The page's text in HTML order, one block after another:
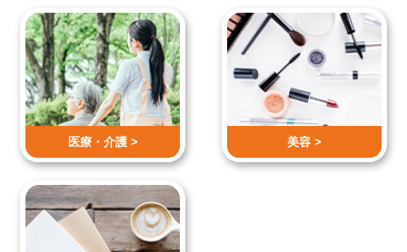
医療・介護 > 美容 >